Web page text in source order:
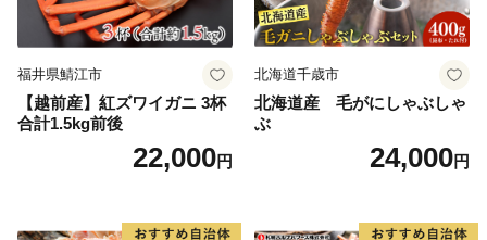
福井県鯖江市
【越前産】紅ズワイガニ 3杯
合計1.5kg前後
22,000円
北海道千歳市
北海道産 毛がにしゃぶしゃ
ぶ
24,000円